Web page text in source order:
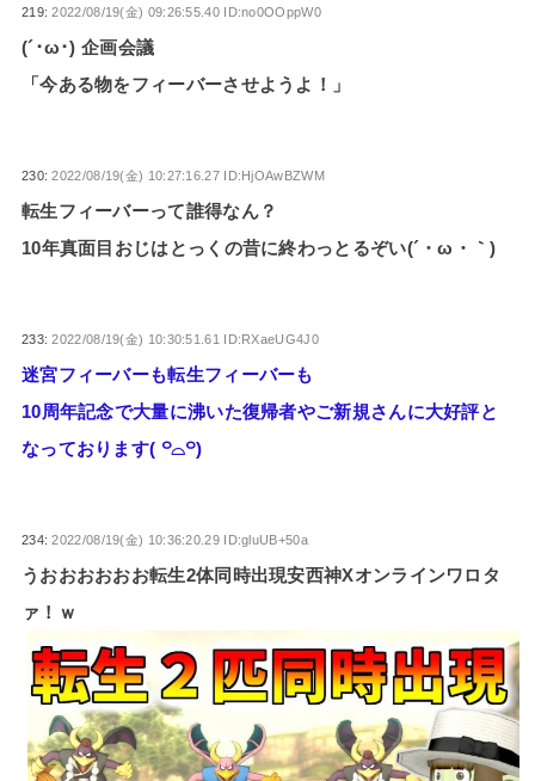
219:2022/08/19(金) 09:26:55.40 ID:no0OOppW0
(´･ω･) 企画会議
「今ある物をフィーバーさせようよ！」
230:2022/08/19(金) 10:27:16.27 ID:HjOAwBZWM
転生フィーバーって誰得なん？
10年真面目おじはとっくの昔に終わっとるぞい(´・ω・｀)
233:2022/08/19(金) 10:30:51.61 ID:RXaeUG4J0
迷宮フィーバーも転生フィーバーも
10周年記念で大量に沸いた復帰者やご新規さんに大好評と
なっております( ꒪⌓꒪)
234:2022/08/19(金) 10:36:20.29 ID:gluUB+50a
うおおおおおお転生2体同時出現安西神Xオンラインワロタ
ァ！ｗ